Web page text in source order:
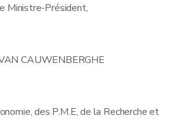
Ministre-Président,
CAUWENBERGHE
des P.M.E, de la Recherche et